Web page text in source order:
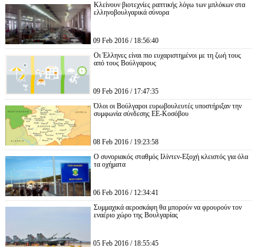
Κλείνουν βιοτεχνίες ραπτικής λόγω των μπλόκων στα
ελληνοβουλγαρικά σύνορα
09 Feb 2016 / 18:56:40
Οι Έλληνες είναι πιο ευχαριστημένοι με τη ζωή τους
από τους Βούλγαρους
09 Feb 2016 / 17:47:35
Όλοι οι Βούλγαροι ευρωβουλευτές υποστήριξαν την
συμφωνία σύνδεσης ΕΕ-Κοσόβου
08 Feb 2016 / 19:23:58
Ο συνοριακός σταθμός Ιλίντεν-Εξοχή κλειστός για όλα
τα οχήματα
06 Feb 2016 / 12:34:41
Συμμαχικά αεροσκάφη θα μπορούν να φρουρούν τον
εναέριο χώρο της Βουλγαρίας
05 Feb 2016 / 18:55:45